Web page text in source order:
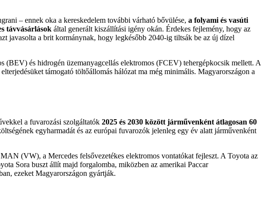
– ennek oka a kereskedelem további várható bővülése, a folyami és vasúti
távvásárlások által generált kiszállítási igény okán. Érdekes fejlemény, hogy az
javasolta a brit kormánynak, hogy legkésőbb 2040-ig tiltsák be az új dízel
(BEV) és hidrogén üzemanyagcellás elektromos (FCEV) tehergépkocsik mellett. A
támogató töltőállomás hálózat ma még minimális. Magyarországon a
a fuvarozási szolgáltatók 2025 és 2030 között járművenként átlagosan 60
egyharmadát és az európai fuvarozók jelenleg egy év alatt járművenként
(VW), a Mercedes felsővezetékes elektromos vontatókat fejleszt. A Toyota az
Sora buszt állít majd forgalomba, miközben az amerikai Paccar
ezeket Magyarországon gyártják.